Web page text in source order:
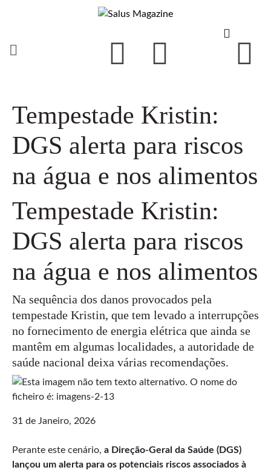
Tempestade Kristin:
DGS alerta para riscos
na água e nos alimentos
Tempestade Kristin:
DGS alerta para riscos
na água e nos alimentos
Na sequência dos danos provocados pela
tempestade Kristin, que tem levado a interrupções
no fornecimento de energia elétrica que ainda se
mantêm em algumas localidades, a autoridade de
saúde nacional deixa várias recomendações.
31 de Janeiro, 2026
Perante este cenário, a Direção-Geral da Saúde (DGS)
lançou um alerta para os potenciais riscos associados à